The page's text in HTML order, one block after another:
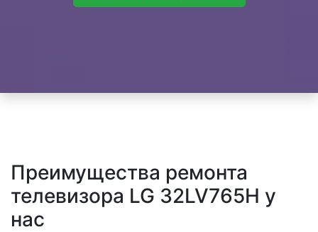
Преимущества ремонта
телевизора LG 32LV765H у
нас